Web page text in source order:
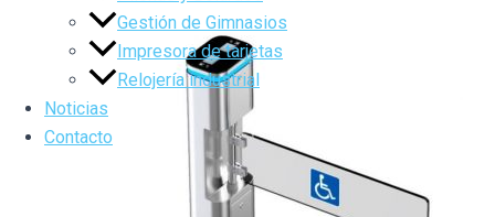
Gestión de Gimnasios
Impresora de tarjetas
Relojería industrial
Noticias
Contacto